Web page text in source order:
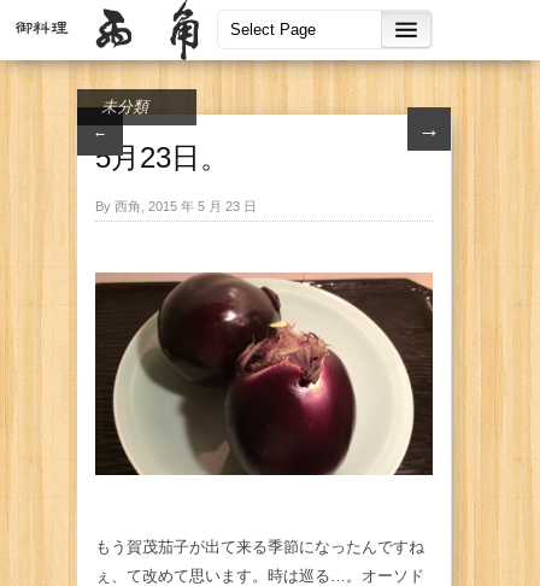
← →
未分類
5月23日。
By 西角, 2015 年 5 月 23 日
もう賀茂茄子が出て来る季節になったんですね
ぇ、て改めて思います。時は巡る…。オーソド